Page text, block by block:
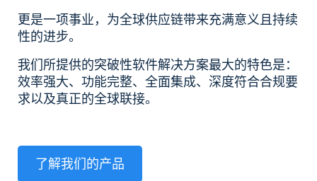
更是一项事业，为全球供应链带来充满意义且持续
性的进步。
我们所提供的突破性软件解决方案最大的特色是：
效率强大、功能完整、全面集成、深度符合合规要
求以及真正的全球联接。
了解我们的产品